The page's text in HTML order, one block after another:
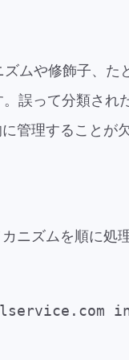
ズムや修飾子、た
誤って分類され
管理することが
ニズムを順に処